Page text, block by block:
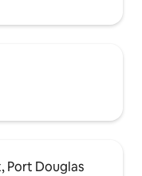
Port Douglas